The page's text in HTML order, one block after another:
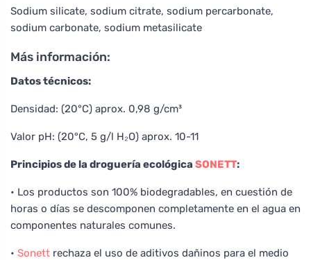
Sodium silicate, sodium citrate, sodium percarbonate,
sodium carbonate, sodium metasilicate
Más información:
Datos técnicos:
Densidad: (20°C) aprox. 0,98 g/cm³
Valor pH: (20°C, 5 g/l H₂O) aprox. 10-11
Principios de la droguería ecológica SONETT:
• Los productos son 100% biodegradables, en cuestión de
horas o días se descomponen completamente en el agua en
componentes naturales comunes.
• Sonett rechaza el uso de aditivos dañinos para el medio